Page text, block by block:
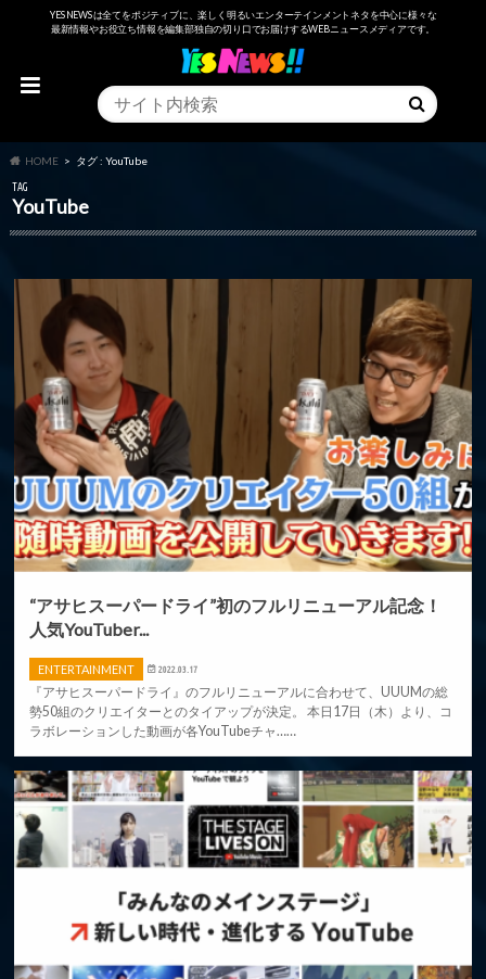
YESNEWSは全てをポジティブに、楽しく明るいエンターテインメントネタを中心に様々な
最新情報やお役立ち情報を編集部独自の切り口でお届けするWEBニュースメディアです。
HOME タグ : YouTube
TAG
YouTube
“アサヒスーパードライ”初のフルリニューアル記念！
人気YouTuber...
ENTERTAINMENT 2022.03.17
『アサヒスーパードライ』のフルリニューアルに合わせて、UUUMの総
勢50組のクリエイターとのタイアップが決定。 本日17日（木）より、コ
ラボレーションした動画が各YouTubeチャ……